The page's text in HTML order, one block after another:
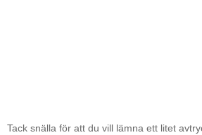
Tack snälla för att du vill lämna ett litet